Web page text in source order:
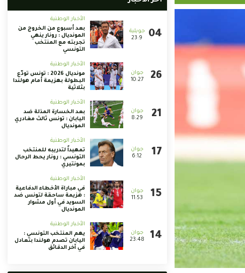
23:9
الأخبار الوطنية
بعد أسبوع من الخروج من
المونديال : رونار ينهي
تجربته مع المنتخب
التونسي
10:27
الأخبار الوطنية
مونديال 2026 : تونس تودّع
البطولة بهزيمة أمام هولندا
بثلاثية
8:29
الأخبار الوطنية
بعد الخسارة المذلة ضد
اليابان : تونس ثالث مغادري
المونديال
6:12
الأخبار الوطنية
تمهيداً لتدريبه للمنتخب
التونسي : رونار يحط الرحال
بمونتيري
11:53
الأخبار الوطنية
في مباراة الأخطاء الدفاعية
: هزيمة ساحقة لتونس ضد
السويد في أول مشوار
المونديال
23:48
الأخبار الوطنية
يهم المنتخب التونسي :
اليابان تصدم هولندا بتعادل
في آخر الدقائق